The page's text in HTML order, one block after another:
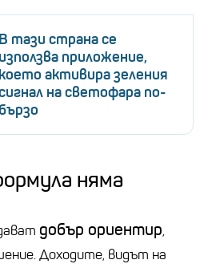
В тази страна се
използва приложение,
което активира зеления
на светофара по-
бързо
няма
добър ориентир,
Доходите, видът на